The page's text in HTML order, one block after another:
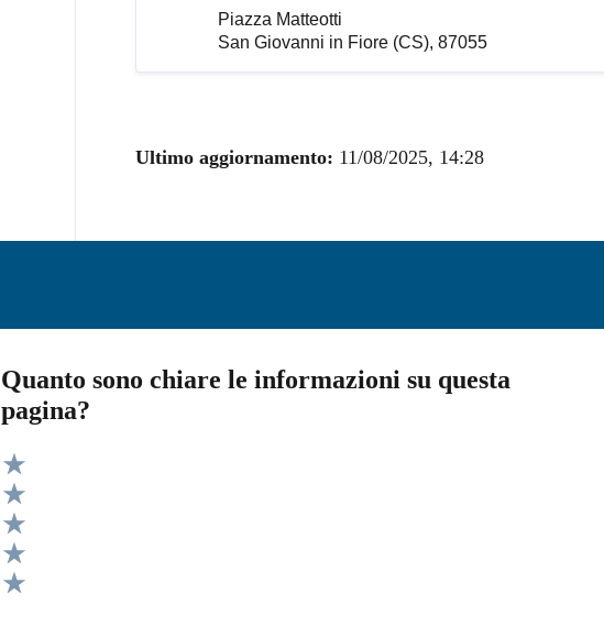
Piazza Matteotti
San Giovanni in Fiore (CS), 87055
Ultimo aggiornamento: 11/08/2025, 14:28
Quanto sono chiare le informazioni su questa
pagina?
Valuta 5 stelle su 5
Valuta 4 stelle su 5
Valuta 3 stelle su 5
Valuta 2 stelle su 5